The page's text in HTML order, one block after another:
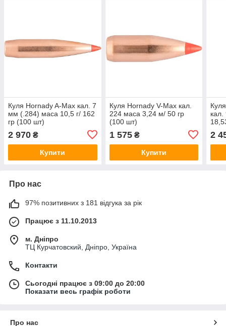
Куля Hornady A-Max кал. 7
мм (.284) маса 10,5 г/ 162
гр (100 шт)
2 970 ₴
Купити
Куля Hornady V-Max кал.
224 маса 3,24 м/ 50 гр
(100 шт)
1 575₴
Купити
2
Про нас
97% позитивних з 181 відгука за рік
Працює з 11.10.2013
м. Дніпро
ТЦ Курчатовский, Дніпро, Україна
Контакти
Сьогодні працює з 09:00 до 20:00
Показати весь графік роботи
Про нас